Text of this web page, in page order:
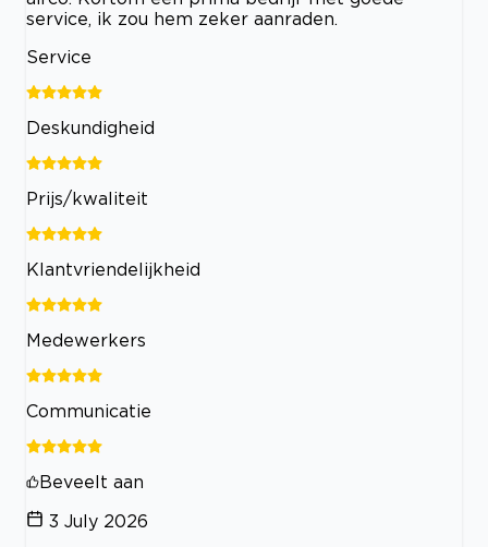
service, ik zou hem zeker aanraden.
Service
Deskundigheid
Prijs/kwaliteit
Klantvriendelijkheid
Medewerkers
Communicatie
Beveelt aan
3 July 2026